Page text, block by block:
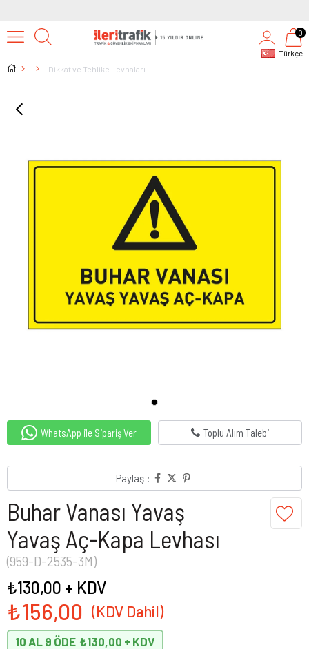
Türkçe
0
Dikkat ve Tehlike Levhaları
WhatsApp ile Sipariş Ver Toplu Alım Talebi
Paylaş :
Buhar Vanası Yavaş
Yavaş Aç-Kapa Levhası
(959-D-2535-3M)
₺156,00
₺130,00 + KDV
10 AL 9 ÖDE ₺130,00